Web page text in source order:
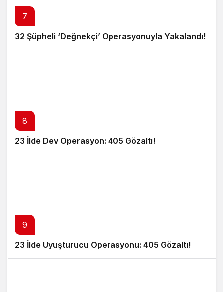
7
32 Şüpheli ‘Değnekçi’ Operasyonuyla Yakalandı!
8
23 İlde Dev Operasyon: 405 Gözaltı!
9
23 İlde Uyuşturucu Operasyonu: 405 Gözaltı!